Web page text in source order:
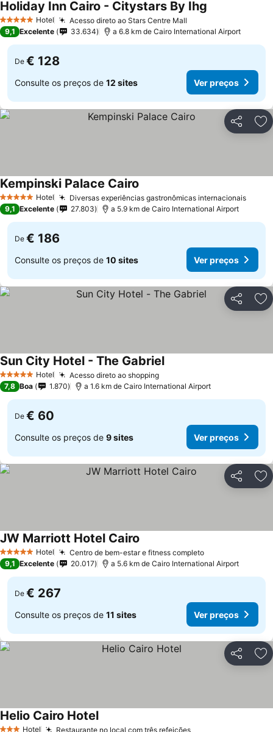
5 Estrelas Hotel Acesso direto ao Stars Centre Mall
Holiday Inn Cairo - Citystars By Ihg
9,1 Excelente 33.634 a 6.8 km de Cairo International Airport
De € 128
Consulte os preços de 12 sites Ver preços
Partilhar
5 Estrelas Hotel Diversas experiências gastronômicas internacionais
Kempinski Palace Cairo
9,1 Excelente 27.803 a 5.9 km de Cairo International Airport
De € 186
Consulte os preços de 10 sites Ver preços
Partilhar
5 Estrelas Hotel Acesso direto ao shopping
Sun City Hotel - The Gabriel
7,8 Boa 1.870 a 1.6 km de Cairo International Airport
De € 60
Consulte os preços de 9 sites Ver preços
Partilhar
5 Estrelas Hotel Centro de bem-estar e fitness completo
JW Marriott Hotel Cairo
9,1 Excelente 20.017 a 5.6 km de Cairo International Airport
De € 267
Consulte os preços de 11 sites Ver preços
Partilhar
Hotel Restaurante no local com três refeições
Helio Cairo Hotel